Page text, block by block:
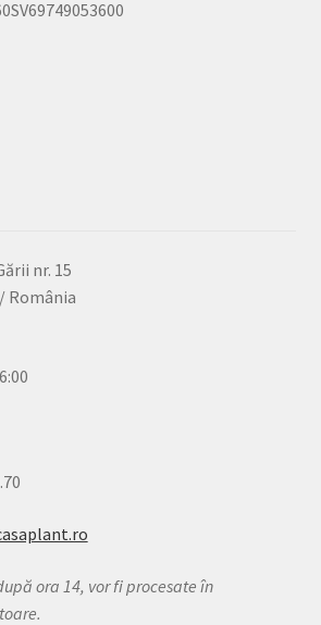
nr. 15
România
ora 14, vor fi procesate în